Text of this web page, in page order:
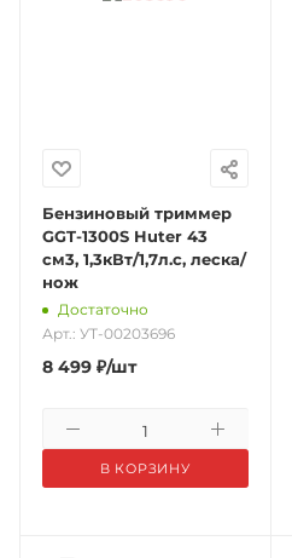
Бензиновый триммер
GGT-1300S Huter 43
см3, 1,3кВт/1,7л.с, леска/
нож
Достаточно
Арт.: УТ-00203696
8 499 ₽/шт
В КОРЗИНУ